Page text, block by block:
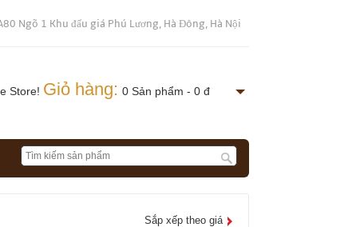
Ngõ 1 Khu đấu giá Phú Lương, Hà Đông, Hà Nội
Store! Giỏ hàng: 0 Sản phẩm - 0 đ
Sắp xếp theo giá